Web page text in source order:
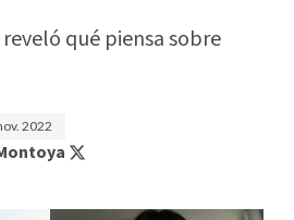
qué piensa sobre
2022